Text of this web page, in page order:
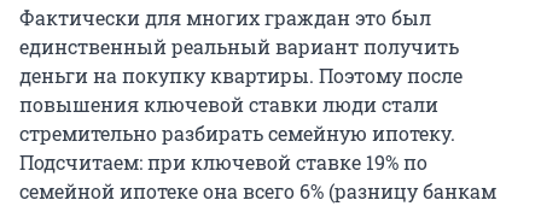
Фактически для многих граждан это был
единственный реальный вариант получить
деньги на покупку квартиры. Поэтому после
повышения ключевой ставки люди стали
стремительно разбирать семейную ипотеку.
Подсчитаем: при ключевой ставке 19% по
семейной ипотеке она всего 6% (разницу банкам